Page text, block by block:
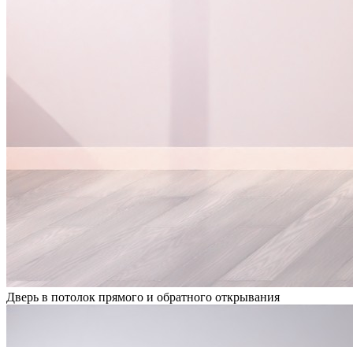
Дверь в потолок прямого и обратного открывания